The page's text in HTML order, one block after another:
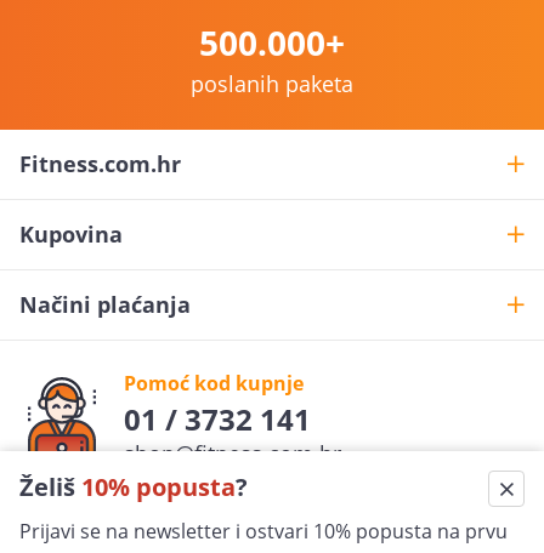
Želiš 10% popusta?
Prijavi se na newsletter i ostvari 10% popusta na prvu
500.000+
poslanih paketa
Fitness.com.hr
Kupovina
Načini plaćanja
Pomoć kod kupnje
01 / 3732 141
shop@fitness.com.hr
pratite nas